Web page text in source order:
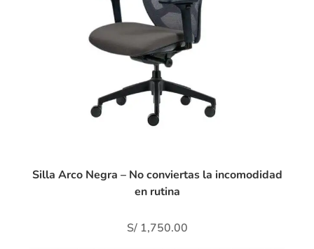
Silla Arco Negra – No conviertas la incomodidad
en rutina
S/1,750.00